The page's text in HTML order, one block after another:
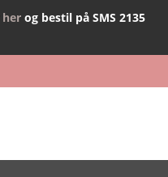
herog bestil på SMS 2135